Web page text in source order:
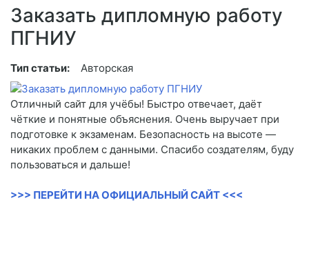
Заказать дипломную работу
ПГНИУ
Тип статьи: Авторская
Отличный сайт для учёбы! Быстро отвечает, даёт
чёткие и понятные объяснения. Очень выручает при
подготовке к экзаменам. Безопасность на высоте —
никаких проблем с данными. Спасибо создателям, буду
пользоваться и дальше!
>>> ПЕРЕЙТИ НА ОФИЦИАЛЬНЫЙ САЙТ <<<